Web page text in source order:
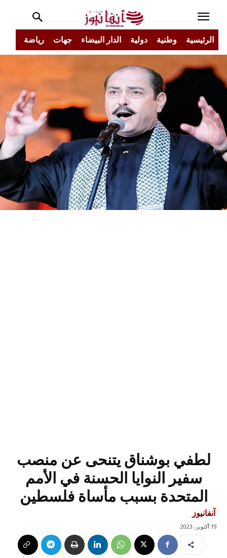
الرئيسية وطنية دولية الدار البيضاء جهات رياضة
لطفي بوشناق يتنحى عن منصب
سفير النوايا الحسنة في الأمم
المتحدة بسبب مأساة فلسطين
آنفانيوز
19 أكتوبر، 2023